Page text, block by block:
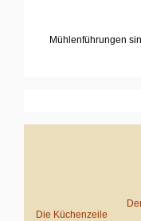
Mühlenführungen
Die Küchenzeile